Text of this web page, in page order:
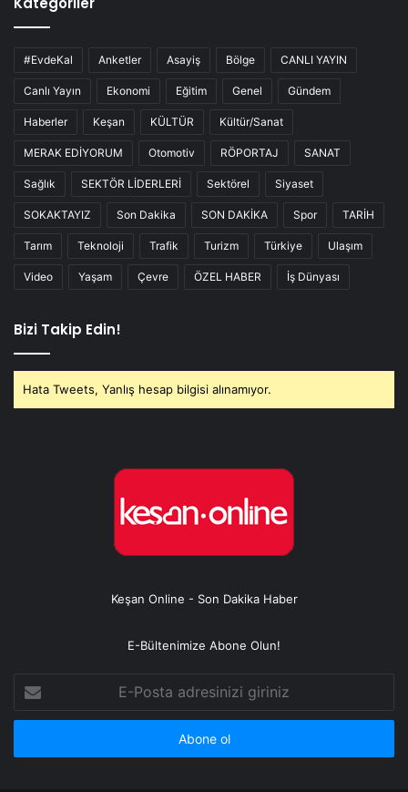
#EvdeKal Anketler Asayiş Bölge CANLI YAYIN
Canlı Yayın Ekonomi Eğitim Genel Gündem
Haberler Keşan KÜLTÜR Kültür/Sanat
MERAK EDİYORUM Otomotiv RÖPORTAJ SANAT
Sağlık SEKTÖR LİDERLERİ Sektörel Siyaset
SOKAKTAYIZ Son Dakika SON DAKİKA Spor TARİH
Tarım Teknoloji Trafik Turizm Türkiye Ulaşım
Video Yaşam Çevre ÖZEL HABER İş Dünyası
Bizi Takip Edin!
Hata Tweets, Yanlış hesap bilgisi alınamıyor.
Keşan Online - Son Dakika Haber
E-Bültenimize Abone Olun!
Posta
adresinizi